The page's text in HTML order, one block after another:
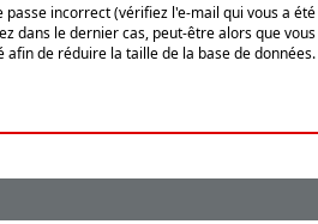
incorrect (vérifiez l'e-mail qui vous a
dans le dernier cas, peut-être alors que
de réduire la taille de la base de